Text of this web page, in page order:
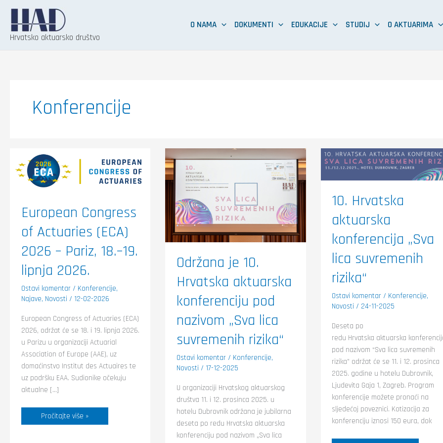
content
Hrvatsko aktuarsko društvo
O NAMA DOKUMENTI EDUKACIJE STUDIJ O AKTUARIMA
Konferencije
European Congress
of Actuaries (ECA)
2026 – Pariz, 18.–19.
lipnja 2026.
Ostavi komentar / Konferencije,
Najave, Novosti / 12-02-2026
European Congress of Actuaries (ECA)
2026, održat će se 18. i 19. lipnja 2026.
u Parizu u organizaciji Actuarial
Association of Europe (AAE), uz
domaćinstvo Institut des Actuaires te
uz podršku EAA. Sudionike očekuju
aktualne […]
Congress
of
Actuaries
(ECA)
2026
18.–
19.
lipnja
2026.
Pročitajte više »
Održana je 10.
Hrvatska aktuarska
konferenciju pod
nazivom „Sva lica
suvremenih rizika“
Ostavi komentar / Konferencije,
Novosti / 17-12-2025
U organizaciji Hrvatskog aktuarskog
društva 11. i 12. prosinca 2025. u
hotelu Dubrovnik održana je jubilarna
deseta po redu Hrvatska aktuarska
konferenciju pod nazivom „Sva lica
Održana
je
Hrvatska
aktuarska
konferenciju
nazivom
„Sva
lica
suvremenih
rizika“
10. Hrvatska
aktuarska
konferencija „Sva
lica suvremenih
rizika“
Ostavi komentar / Konferencije,
Novosti / 24-11-2025
Deseta po
redu Hrvatska aktuarska
pod nazivom “Sva lica suvremenih
rizika” održat će se 11. i 12. prosinca
2025. godine u hotelu Dubrovnik,
Ljudevita Gaja 1, Zagreb. Program
konferencije možete pronaći na
sljedećoj poveznici. Kotizacija za
konferenciju iznosi 150 eura, dok
10.
Hrvatska
aktuarska
„Sva
suvremenih
rizika“